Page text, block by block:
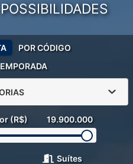
POR CÓDIGO
(R$) 19.900.000
Suítes